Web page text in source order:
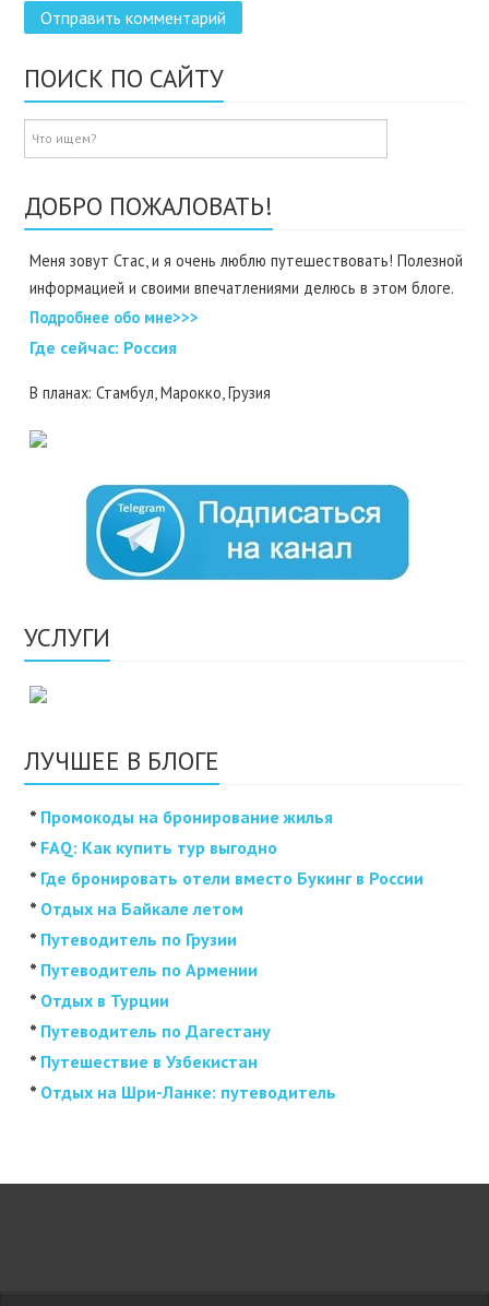
ПОИСК ПО САЙТУ
ДОБРО ПОЖАЛОВАТЬ!
Меня зовут Стас, и я очень люблю путешествовать! Полезной
информацией и своими впечатлениями делюсь в этом блоге.
Подробнее обо мне>>>
Где cейчас: Россия
В планах: Стамбул, Марокко, Грузия
УСЛУГИ
ЛУЧШЕЕ В БЛОГЕ
* Промокоды на бронирование жилья
* FAQ: Как купить тур выгодно
* Где бронировать отели вместо Букинг в России
* Отдых на Байкале летом
* Путеводитель по Грузии
* Путеводитель по Армении
* Отдых в Турции
* Путеводитель по Дагестану
* Путешествие в Узбекистан
* Отдых на Шри-Ланке: путеводитель